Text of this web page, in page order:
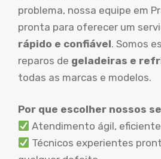
problema, nossa equipe em
pronta para oferecer um
rápido e confiável. Somos
reparos de geladeiras e
todas as marcas e modelos.
Por que escolher nossos
Atendimento ágil,
Técnicos experientes